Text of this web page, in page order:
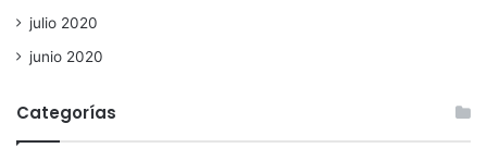
julio 2020
junio 2020
Categorías